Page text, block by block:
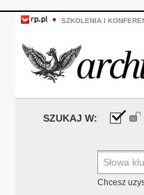
SZKOLENIA I
SZUKAJ W:
Chcesz